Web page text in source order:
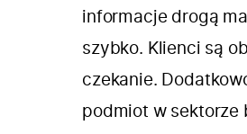
informacje drogą
szybko. Klienci są
czekanie.
podmiot w sektorze